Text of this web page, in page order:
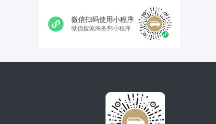
微信扫码使用小程序
微信搜索商务邦小程序